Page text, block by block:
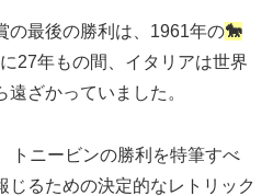
の最後の勝利は、1961年の🐎
27年もの間、イタリアは世界
ざかっていました。
トニービンの勝利を特筆すべ
じるための決定的なレトリック